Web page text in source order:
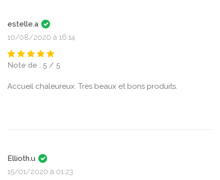
estelle.a
10/08/2020 à 16:14
Note de : 5 / 5
Accueil chaleureux. Très beaux et bons produits.
Ellioth.u
15/01/2020 à 01:23